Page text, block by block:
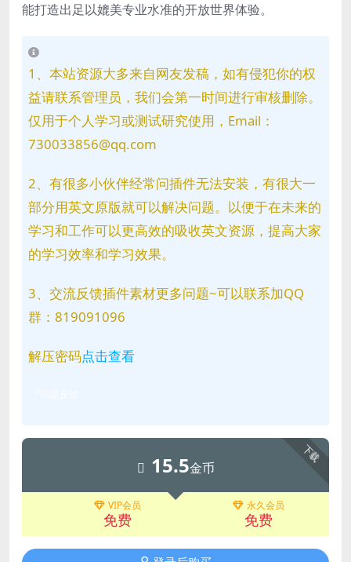
能打造出足以媲美专业水准的开放世界体验。
1、本站资源大多来自网友发稿，如有侵犯你的权
益请联系管理员，我们会第一时间进行审核删除。
仅用于个人学习或测试研究使用，Email：
730033856@qq.com
2、有很多小伙伴经常问插件无法安装，有很大一
部分用英文原版就可以解决问题。以便于在未来的
学习和工作可以更高效的吸收英文资源，提高大家
的学习效率和学习效果。
3、交流反馈插件素材更多问题~可以联系加QQ
群：819091096
解压密码点击查看
下载
15.5金币
VIP会员
免费
永久会员
免费